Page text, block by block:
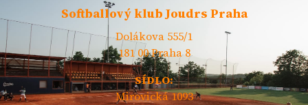
Softballový klub Joudrs Praha
Dolákova 555/1
181 00 Praha 8
SÍDLO:
Mirovická 1093